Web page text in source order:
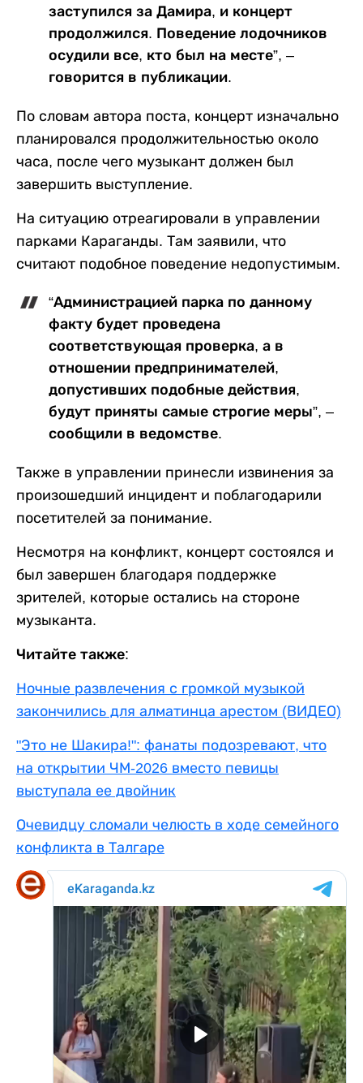
заступился за Дамира, и концерт
продолжился. Поведение лодочников
осудили все, кто был на месте”, –
говорится в публикации.
По словам автора поста, концерт изначально
планировался продолжительностью около
часа, после чего музыкант должен был
завершить выступление.
На ситуацию отреагировали в управлении
парками Караганды. Там заявили, что
считают подобное поведение недопустимым.
“Администрацией парка по данному
факту будет проведена
соответствующая проверка, а в
отношении предпринимателей,
допустивших подобные действия,
будут приняты самые строгие меры”, –
сообщили в ведомстве.
Также в управлении принесли извинения за
произошедший инцидент и поблагодарили
посетителей за понимание.
Несмотря на конфликт, концерт состоялся и
был завершен благодаря поддержке
зрителей, которые остались на стороне
музыканта.
Читайте также:
Ночные развлечения с громкой музыкой
закончились для алматинца арестом (ВИДЕО)
"Это не Шакира!": фанаты подозревают, что
на открытии ЧМ-2026 вместо певицы
выступала ее двойник
Очевидцу сломали челюсть в ходе семейного
конфликта в Талгаре